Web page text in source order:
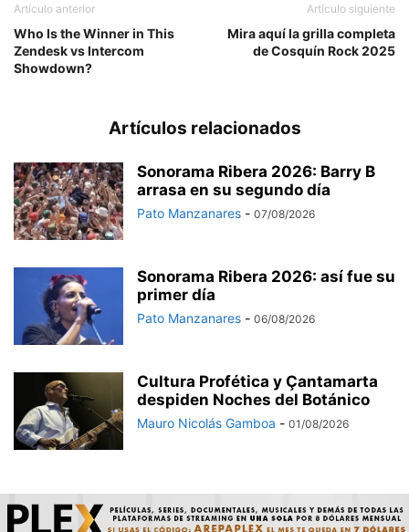
Artículo anterior
Who Is the Winner in This
Zendesk vs Intercom
Showdown?
Artículo siguiente
Mira aquí la grilla completa
de Cosquín Rock 2025
Artículos relacionados
Sonorama Ribera 2026: Barry B
arrasa en su segundo día
Pato Manzanares - 07/08/2026
Sonorama Ribera 2026: así fue su
primer día
Pato Manzanares - 06/08/2026
Cultura Profética y Çantamarta
despiden Noches del Botánico
Mauro Nicolás Gamboa - 01/08/2026